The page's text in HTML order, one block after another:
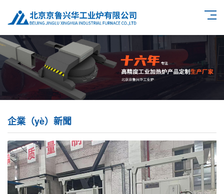
企業（yè）新聞